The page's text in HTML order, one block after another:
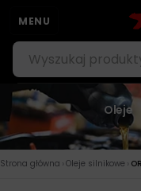
MENU
Oleje
Strona główna › Oleje silnikowe ›